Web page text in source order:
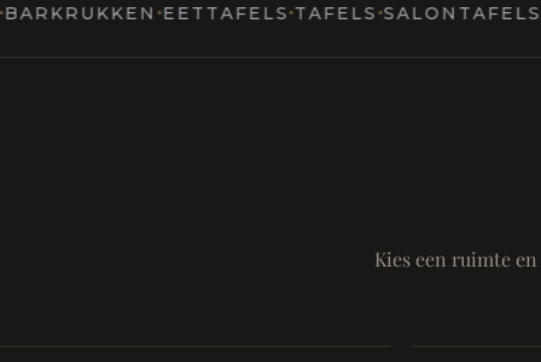
EETTAFELS TAFELS SALONTAFELS &
Kies een ruimte